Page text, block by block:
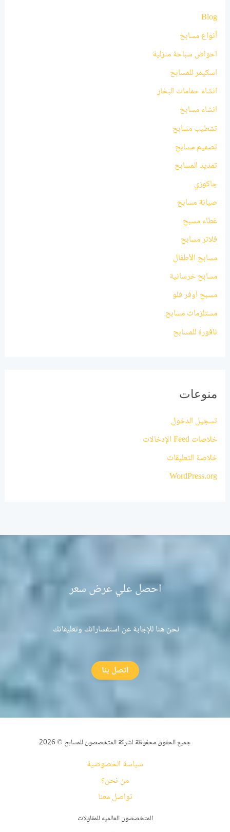
Blog
أنواع مسابح
احواض سباحة منزلية
اسكيمر للمسابح
انشاء حمامات البخار
انشاء مسابح
تشطيب مسابح
تصميم مسابح
تمديد المسابح
جاكوزي
صيانة مسابح
غطاء مسبح
فلاتر مسابح
مسابح الأطفال
مسابح خرسانية
مسبح اوفر فلو
مستلزمات مسابح
نافورة للمسابح
منوعات
تسجيل الدخول
خلاصات Feed الإدخالات
خلاصة التعليقات
WordPress.org
احصل علي عرض سعر
نحن هنا للإجابة عن استفساراتك وتعليقاتك
اتصل بنا
جميع الحقوق محفوظة لشركة المتخصصون للمسابح © 2026
سياسة الخصوصية
من نحن؟
تواصل معنا
المتخصصون العالميه للمقاولات